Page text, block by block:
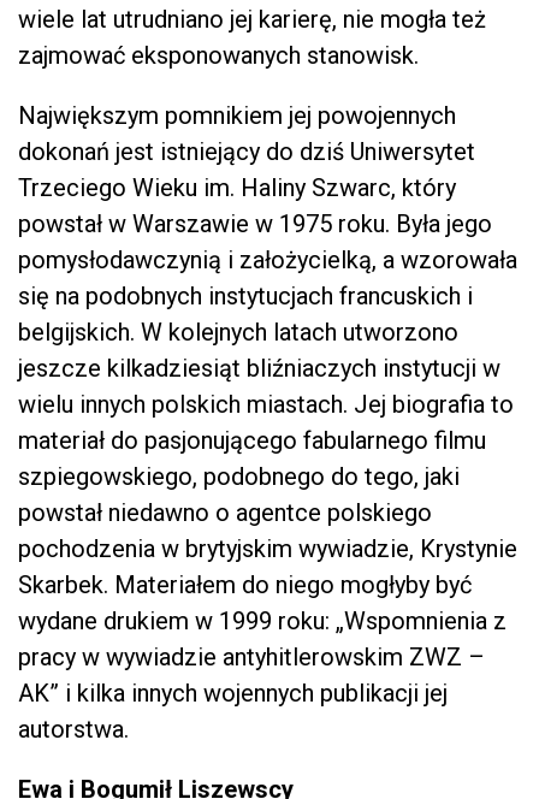
wiele lat utrudniano jej karierę, nie mogła też
zajmować eksponowanych stanowisk.
Największym pomnikiem jej powojennych
dokonań jest istniejący do dziś Uniwersytet
Trzeciego Wieku im. Haliny Szwarc, który
powstał w Warszawie w 1975 roku. Była jego
pomysłodawczynią i założycielką, a wzorowała
się na podobnych instytucjach francuskich i
belgijskich. W kolejnych latach utworzono
jeszcze kilkadziesiąt bliźniaczych instytucji w
wielu innych polskich miastach. Jej biografia to
materiał do pasjonującego fabularnego filmu
szpiegowskiego, podobnego do tego, jaki
powstał niedawno o agentce polskiego
pochodzenia w brytyjskim wywiadzie, Krystynie
Skarbek. Materiałem do niego mogłyby być
wydane drukiem w 1999 roku: „Wspomnienia z
pracy w wywiadzie antyhitlerowskim ZWZ –
AK” i kilka innych wojennych publikacji jej
autorstwa.
Ewa i Bogumił Liszewscy